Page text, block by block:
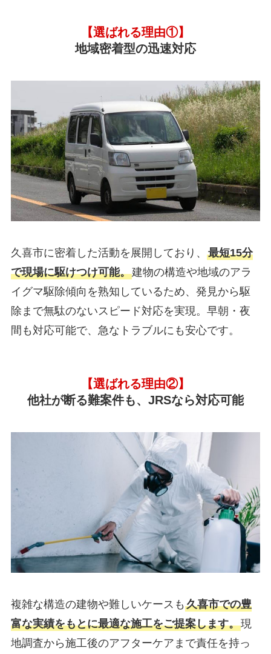
【選ばれる理由①】
地域密着型の迅速対応
久喜市に密着した活動を展開しており、 最短15分
で現場に駆けつけ可能。建物の構造や地域のアラ
イグマ駆除傾向を熟知しているため、発見から駆
除まで無駄のないスピード対応を実現。早朝・夜
間も対応可能で、急なトラブルにも安心です。
【選ばれる理由②】
他社が断る難案件も、JRSなら対応可能
複雑な構造の建物や難しいケースも 久喜市での豊
富な実績をもとに最適な施工をご提案します。現
地調査から施工後のアフターケアまで責任を持っ